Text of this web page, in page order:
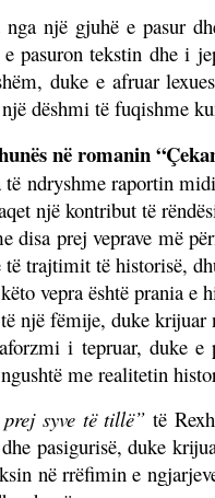
një gjuhë e pasur
pasuron tekstin dhe i
duke e afruar
dëshmi të fuqishme
në romanin
ndryshme raportin
një kontribut të
disa prej veprave më
trajtimit të historisë,
vepra është prania
një fëmije, duke
i tepruar, duke
me realitetin
syve të tillë” të
pasigurisë, duke
në rrëfimin e